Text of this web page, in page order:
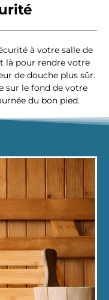
à votre salle de
là pour rendre votre
de douche plus sûr.
sur le fond de votre
du bon pied.